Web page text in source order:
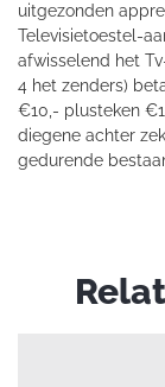
uitgezonden
Televisietoestel-
afwisselend het
4 het zenders)
€10,- plusteken
diegene achter
gedurende